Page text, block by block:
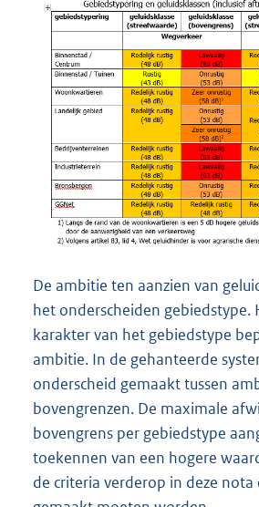
De ambitie ten aanzien van
het onderscheiden gebiedstype.
karakter van het gebiedstype
ambitie. In de gehanteerde
onderscheid gemaakt tussen
bovengrenzen. De maximale
bovengrens per gebiedstype
toekennen van een hogere
de criteria verderop in deze